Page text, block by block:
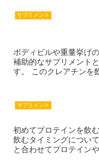
サプリメント
ボディビルや重量挙げ
補助的なサプリメント
す。 このクレアチンを
サプリメント
初めてプロテインを飲
飲むタイミングについ
と合わせてプロテイン